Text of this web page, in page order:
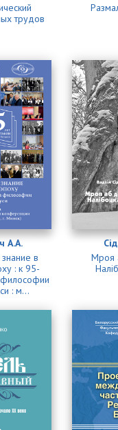
трудов
А.А.
в
: к 95-
философии
: м...
Мроя